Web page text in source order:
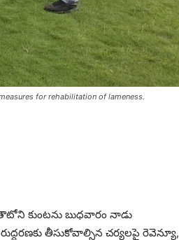
for rehabilitation of lameness.
కుంటను బుధ‌వారం నాడు
తీసుకోవాల్సిన చ‌ర్య‌ల‌పై రెవెన్యూ,